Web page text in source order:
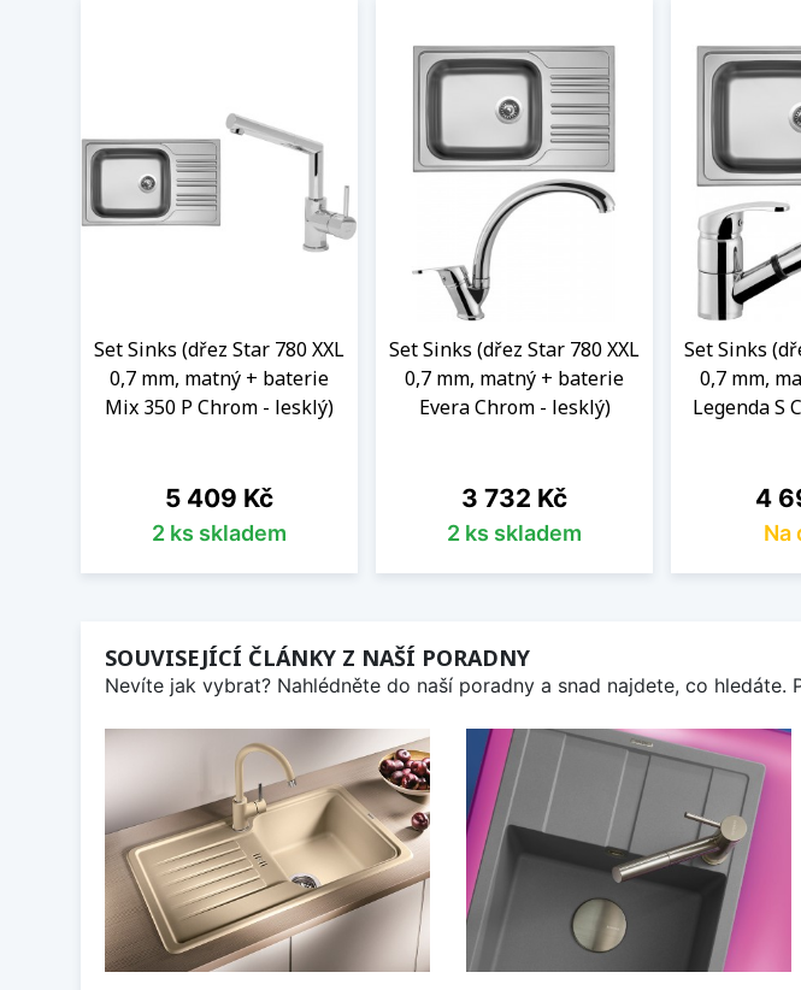
Set Sinks (dřez Star 780 XXL
0,7 mm, matný + baterie
Mix 350 P Chrom - lesklý)
Cena
5 409 Kč
2 ks skladem
Set Sinks (dřez Star 780 XXL
0,7 mm, matný + baterie
Evera Chrom - lesklý)
Cena
3 732 Kč
2 ks skladem
Set Sinks
0,7 mm,
Legenda S
Cena
4
Na
SOUVISEJÍCÍ ČLÁNKY Z NAŠÍ PORADNY
Nevíte jak vybrat? Nahlédněte do naší poradny a snad najdete, co